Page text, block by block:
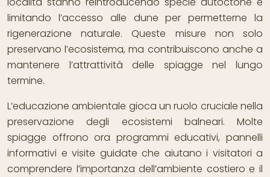
limitando l’accesso alle dune per permetterne la
rigenerazione naturale. Queste misure non solo
preservano l’ecosistema, ma contribuiscono anche a
mantenere l’attrattività delle spiagge nel lungo
termine.
L’educazione ambientale gioca un ruolo cruciale nella
preservazione degli ecosistemi balneari. Molte
spiagge offrono ora programmi educativi, pannelli
informativi e visite guidate che aiutano i visitatori a
comprendere l’importanza dell’ambiente costiero e il